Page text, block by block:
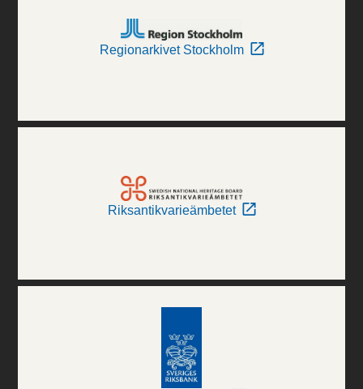
Regionarkivet Stockholm
Riksantikvarieämbetet